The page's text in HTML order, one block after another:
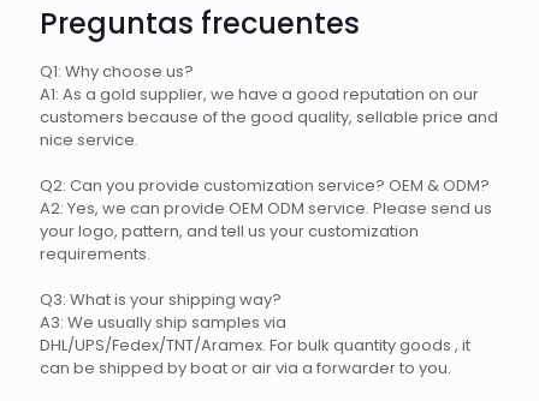
Preguntas frecuentes
Q1: Why choose us?
A1: As a gold supplier, we have a good reputation on our
customers because of the good quality, sellable price and
nice service.
Q2: Can you provide customization service? OEM & ODM?
A2: Yes, we can provide OEM ODM service. Please send us
your logo, pattern, and tell us your customization
requirements.
Q3: What is your shipping way?
A3: We usually ship samples via
DHL/UPS/Fedex/TNT/Aramex. For bulk quantity goods , it
can be shipped by boat or air via a forwarder to you.